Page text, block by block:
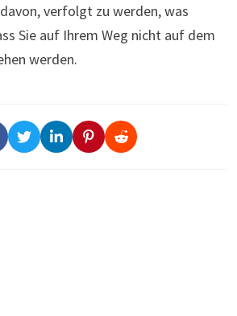
verfolgt zu werden, was
Sie auf Ihrem Weg nicht auf dem
werden.